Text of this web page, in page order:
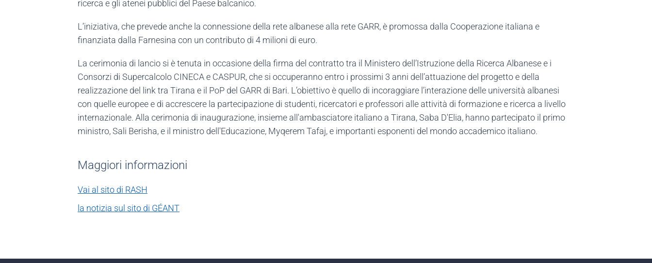
ricerca e gli atenei pubblici del Paese balcanico.
L’iniziativa, che prevede anche la connessione della rete albanese alla rete GARR, è promossa dalla Cooperazione italiana e
finanziata dalla Farnesina con un contributo di 4 milioni di euro.
La cerimonia di lancio si è tenuta in occasione della firma del contratto tra il Ministero dell’Istruzione della Ricerca Albanese e i
Consorzi di Supercalcolo CINECA e CASPUR, che si occuperanno entro i prossimi 3 anni dell’attuazione del progetto e della
realizzazione del link tra Tirana e il PoP del GARR di Bari. L’obiettivo è quello di incoraggiare l’interazione delle università albanesi
con quelle europee e di accrescere la partecipazione di studenti, ricercatori e professori alle attività di formazione e ricerca a livello
internazionale. Alla cerimonia di inaugurazione, insieme all'ambasciatore italiano a Tirana, Saba D'Elia, hanno partecipato il primo
ministro, Sali Berisha, e il ministro dell'Educazione, Myqerem Tafaj, e importanti esponenti del mondo accademico italiano.
Maggiori informazioni
Vai al sito di RASH
la notizia sul sito di ​GÉANT